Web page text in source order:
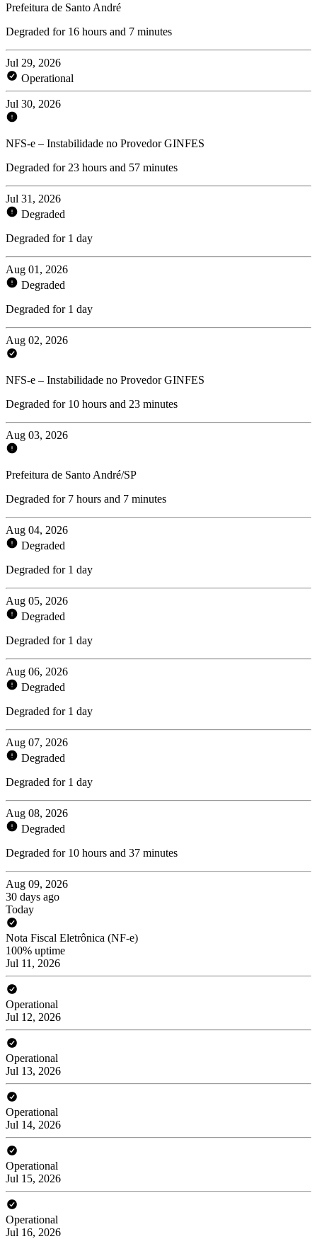
Prefeitura de Santo André
Degraded for 16 hours and 7 minutes
Jul 29, 2026
Operational
Jul 30, 2026
NFS-e – Instabilidade no Provedor GINFES
Degraded for 23 hours and 57 minutes
Jul 31, 2026
Degraded
Degraded for 1 day
Aug 01, 2026
Degraded
Degraded for 1 day
Aug 02, 2026
NFS-e – Instabilidade no Provedor GINFES
Degraded for 10 hours and 23 minutes
Aug 03, 2026
Prefeitura de Santo André/SP
Degraded for 7 hours and 7 minutes
Aug 04, 2026
Degraded
Degraded for 1 day
Aug 05, 2026
Degraded
Degraded for 1 day
Aug 06, 2026
Degraded
Degraded for 1 day
Aug 07, 2026
Degraded
Degraded for 1 day
Aug 08, 2026
Degraded
Degraded for 10 hours and 37 minutes
Aug 09, 2026
30 days ago
Today
Nota Fiscal Eletrônica (NF-e)
100% uptime
Jul 11, 2026
Operational
Jul 12, 2026
Operational
Jul 13, 2026
Operational
Jul 14, 2026
Operational
Jul 15, 2026
Operational
Jul 16, 2026